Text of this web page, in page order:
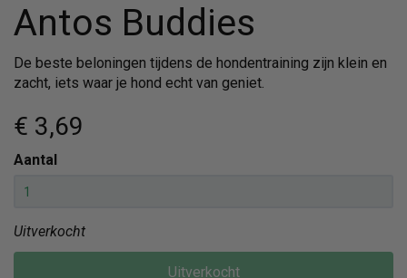
Antos Buddies
De beste beloningen tijdens de hondentraining zijn klein en
zacht, iets waar je hond echt van geniet.
€ 3,69
Aantal
Uitverkocht
Uitverkocht